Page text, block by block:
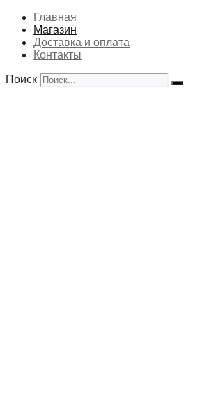
Главная
Магазин
Доставка и оплата
Контакты
Поиск